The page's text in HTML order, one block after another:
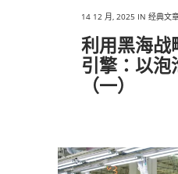
14 12 月, 2025 IN 经典文
利用黑海战
引擎：以泡
（一）